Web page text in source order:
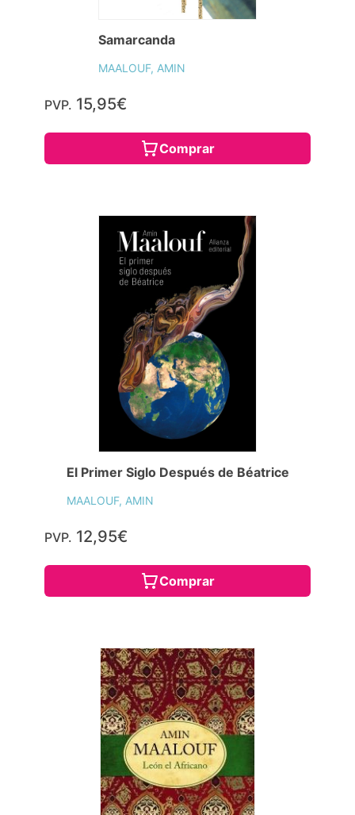
Samarcanda
MAALOUF, AMIN
PVP. 15,95€
Comprar
El Primer Siglo Después de Béatrice
MAALOUF, AMIN
PVP. 12,95€
Comprar